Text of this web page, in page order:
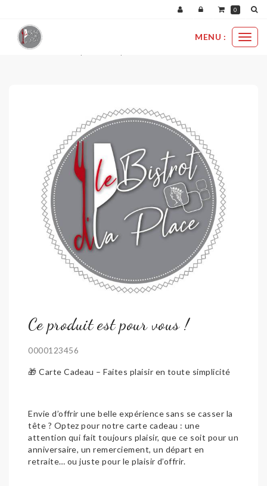
MENU :
cartes cadeau
Ce produit est pour vous !
0000123456
🎁 Carte Cadeau – Faites plaisir en toute simplicité
Envie d’offrir une belle expérience sans se casser la
tête ? Optez pour notre carte cadeau : une
attention qui fait toujours plaisir, que ce soit pour un
anniversaire, un remerciement, un départ en
retraite… ou juste pour le plaisir d’offrir.
0